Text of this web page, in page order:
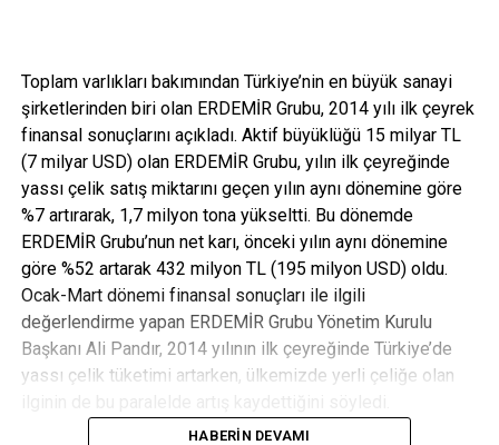
Toplam varlıkları bakımından Türkiye’nin en büyük sanayi
şirketlerinden biri olan ERDEMİR Grubu, 2014 yılı ilk çeyrek
finansal sonuçlarını açıkladı. Aktif büyüklüğü 15 milyar TL
(7 milyar USD) olan ERDEMİR Grubu, yılın ilk çeyreğinde
yassı çelik satış miktarını geçen yılın aynı dönemine göre
%7 artırarak, 1,7 milyon tona yükseltti. Bu dönemde
ERDEMİR Grubu’nun net karı, önceki yılın aynı dönemine
göre %52 artarak 432 milyon TL (195 milyon USD) oldu.
Ocak-Mart dönemi finansal sonuçları ile ilgili
değerlendirme yapan ERDEMİR Grubu Yönetim Kurulu
Başkanı Ali Pandır, 2014 yılının ilk çeyreğinde Türkiye’de
yassı çelik tüketimi artarken, ülkemizde yerli çeliğe olan
HABERIN DEVAMI